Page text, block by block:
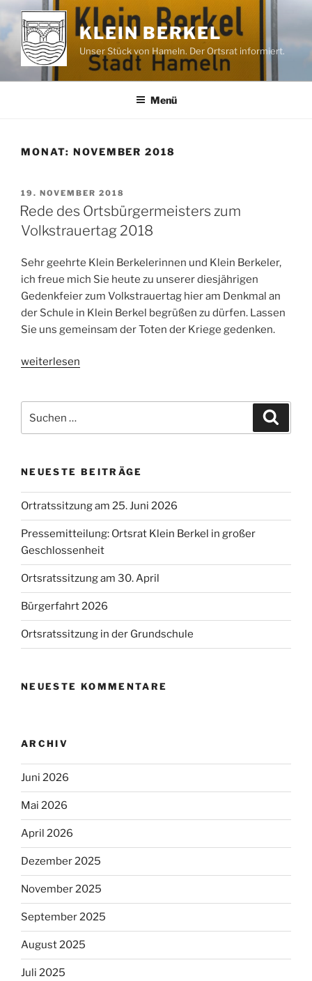
Zum
Inhalt
springen
KLEIN BERKEL
Unser Stück von Hameln. Der Ortsrat informiert.
Menü
MONAT: NOVEMBER 2018
VERÖFFENTLICHT
AM
19. NOVEMBER 2018
Rede des Ortsbürgermeisters zum
Volkstrauertag 2018
Sehr geehrte Klein Berkelerinnen und Klein Berkeler,
ich freue mich Sie heute zu unserer diesjährigen
Gedenkfeier zum Volkstrauertag hier am Denkmal an
der Schule in Klein Berkel begrüßen zu dürfen. Lassen
Sie uns gemeinsam der Toten der Kriege gedenken.
„Rede
zum
weiterlesen
nach:
NEUESTE BEITRÄGE
Ortratssitzung am 25. Juni 2026
Pressemitteilung: Ortsrat Klein Berkel in großer
Geschlossenheit
Ortsratssitzung am 30. April
Bürgerfahrt 2026
Ortsratssitzung in der Grundschule
NEUESTE KOMMENTARE
ARCHIV
Juni 2026
Mai 2026
April 2026
Dezember 2025
November 2025
September 2025
August 2025
Juli 2025